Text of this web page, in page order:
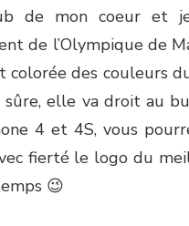
de mon coeur et
de l’Olympique de
colorée des couleurs
sûre, elle va droit au
4 et 4S, vous
fierté le logo du
😉